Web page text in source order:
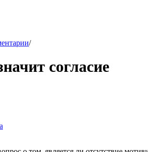
/
согласие